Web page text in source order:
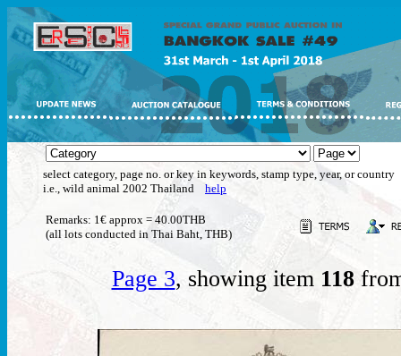
select category, page no. or key in keywords, stamp type, year, or country
i.e., wild animal 2002 Thailand help
Remarks: 1€ approx = 40.00THB
(all lots conducted in Thai Baht, THB)
Page 3, showing item 118